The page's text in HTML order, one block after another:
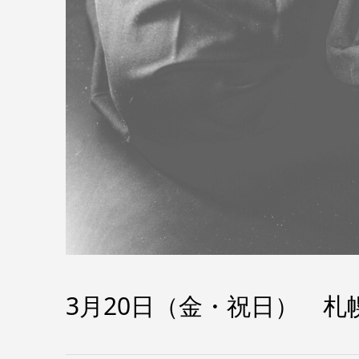
3月20日（金・祝日） 札